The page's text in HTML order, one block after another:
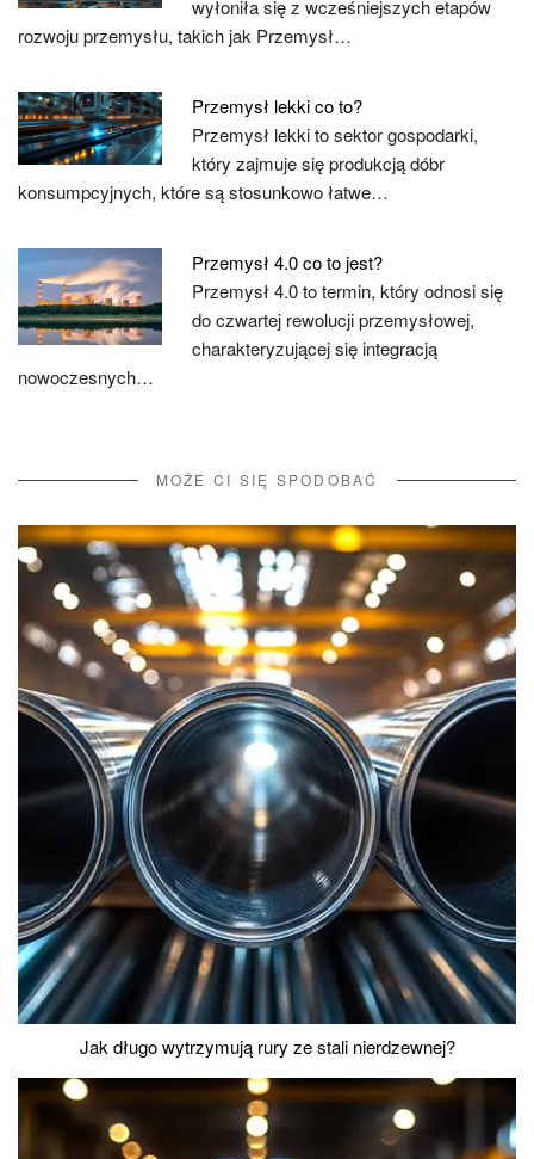
wyłoniła się z wcześniejszych etapów
rozwoju przemysłu, takich jak Przemysł…
Przemysł lekki co to?
Przemysł lekki to sektor gospodarki,
który zajmuje się produkcją dóbr
konsumpcyjnych, które są stosunkowo łatwe…
Przemysł 4.0 co to jest?
Przemysł 4.0 to termin, który odnosi się
do czwartej rewolucji przemysłowej,
charakteryzującej się integracją
nowoczesnych…
MOŻE CI SIĘ SPODOBAĆ
Jak długo wytrzymują rury ze stali nierdzewnej?